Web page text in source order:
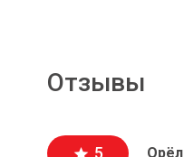
Отзывы
5 Орёл